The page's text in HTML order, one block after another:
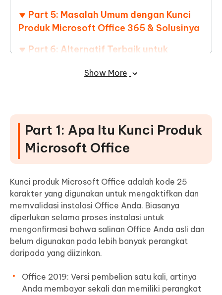
Part 5: Masalah Umum dengan Kunci
Produk Microsoft Office 365 & Solusinya
Part 6: Alternatif Terbaik untuk
Show More
Part 1: Apa Itu Kunci Produk
Microsoft Office
Kunci produk Microsoft Office adalah kode 25
karakter yang digunakan untuk mengaktifkan dan
memvalidasi instalasi Office Anda. Biasanya
diperlukan selama proses instalasi untuk
mengonfirmasi bahwa salinan Office Anda asli dan
belum digunakan pada lebih banyak perangkat
daripada yang diizinkan.
Office 2019: Versi pembelian satu kali, artinya
Anda membayar sekali dan memiliki perangkat